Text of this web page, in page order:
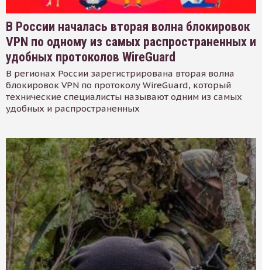
В России началась вторая волна блокировок
VPN по одному из самых распространенных и
удобных протоколов WireGuard
В регионах России зарегистрирована вторая волна
блокировок VPN по протоколу WireGuard, который
технические специалисты называют одним из самых
удобных и распространенных